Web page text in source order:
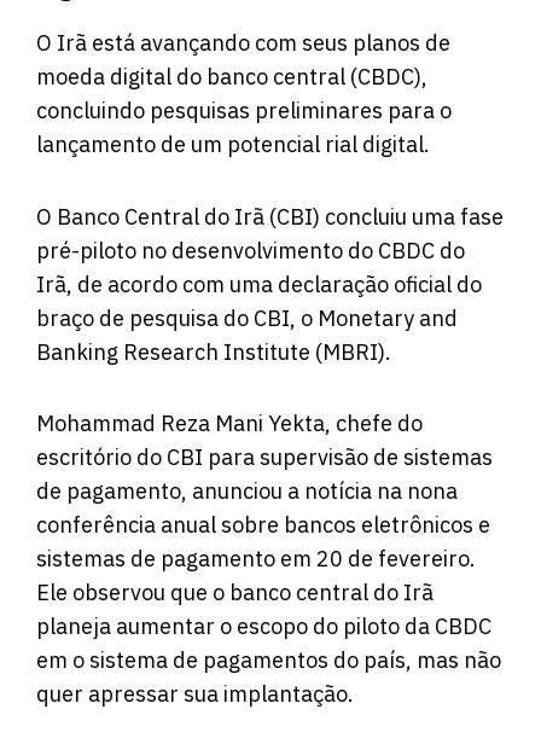
O Irã está avançando com seus planos de
moeda digital do banco central (CBDC),
concluindo pesquisas preliminares para o
lançamento de um potencial rial digital.
O Banco Central do Irã (CBI) concluiu uma fase
pré-piloto no desenvolvimento do CBDC do
Irã, de acordo com uma declaração oficial do
braço de pesquisa do CBI, o Monetary and
Banking Research Institute (MBRI).
Mohammad Reza Mani Yekta, chefe do
escritório do CBI para supervisão de sistemas
de pagamento, anunciou a notícia na nona
conferência anual sobre bancos eletrônicos e
sistemas de pagamento em 20 de fevereiro.
Ele observou que o banco central do Irã
planeja aumentar o escopo do piloto da CBDC
em o sistema de pagamentos do país, mas não
quer apressar sua implantação.